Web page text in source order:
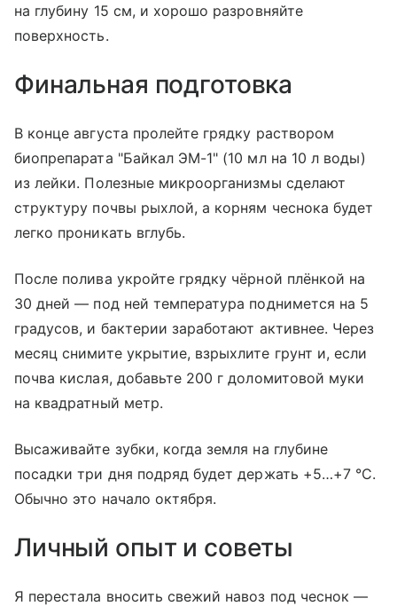
на глубину 15 см, и хорошо разровняйте
поверхность.
Финальная подготовка
В конце августа пролейте грядку раствором
биопрепарата "Байкал ЭМ-1" (10 мл на 10 л воды)
из лейки. Полезные микроорганизмы сделают
структуру почвы рыхлой, а корням чеснока будет
легко проникать вглубь.
После полива укройте грядку чёрной плёнкой на
30 дней — под ней температура поднимется на 5
градусов, и бактерии заработают активнее. Через
месяц снимите укрытие, взрыхлите грунт и, если
почва кислая, добавьте 200 г доломитовой муки
на квадратный метр.
Высаживайте зубки, когда земля на глубине
посадки три дня подряд будет держать +5…+7 °C.
Обычно это начало октября.
Личный опыт и советы
Я перестала вносить свежий навоз под чеснок —